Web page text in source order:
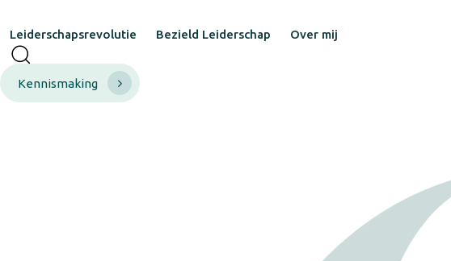
Leiderschapsrevolutie Bezield Leiderschap Over mij
Kennismaking